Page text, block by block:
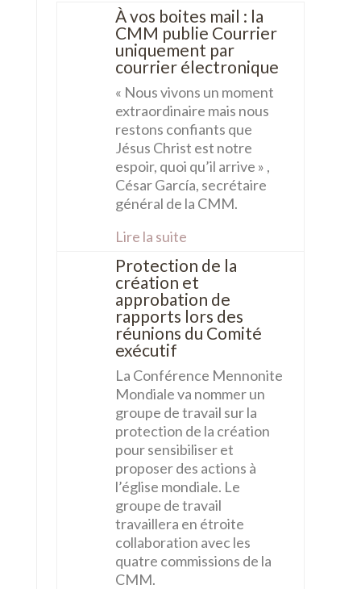
À vos boites mail : la
CMM publie Courrier
uniquement par
courrier électronique
« Nous vivons un moment
extraordinaire mais nous
restons confiants que
Jésus Christ est notre
espoir, quoi qu’il arrive » ,
César García, secrétaire
général de la CMM.
Lire la suite
Protection de la
création et
approbation de
rapports lors des
réunions du Comité
exécutif
La Conférence Mennonite
Mondiale va nommer un
groupe de travail sur la
protection de la création
pour sensibiliser et
proposer des actions à
l’église mondiale. Le
groupe de travail
travaillera en étroite
collaboration avec les
quatre commissions de la
CMM.